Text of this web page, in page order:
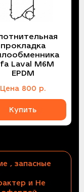
прокладка
Laval M6M
EPDM
Цена 800 р.
Купить
, запасные
и Не